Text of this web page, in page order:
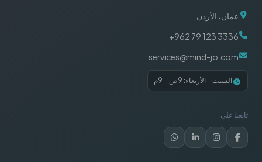
عمان، الأردن
+962 79 123 3336
services@mind-jo.com
السبت – الأربعاء: 9ص – 9م
تابعنا على